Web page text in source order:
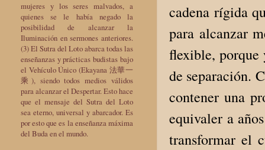
cadena rígida
para alcanzar
flexible, porque
de separación.
contener una
equivaler a
transformar el
mujeres y los seres malvados, a
quienes se le había negado la
posibilidad de alcanzar la
Iluminación en sermones anteriores.
(3) El Sutra del Loto abarca todas las
enseñanzas y prácticas budistas bajo
el Vehículo Único (Ekayana 法華一
乘), siendo todos medios válidos
para alcanzar el Despertar. Esto hace
que el mensaje del Sutra del Loto
sea eterno, universal y abarcador. Es
por esto que es la enseñanza máxima
del Buda en el mundo.